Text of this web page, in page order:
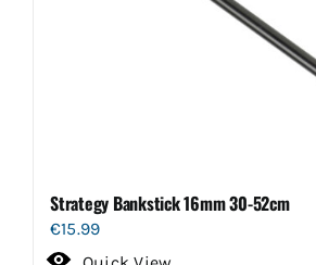
Strategy Bankstick 16mm 30-52cm
€15.99